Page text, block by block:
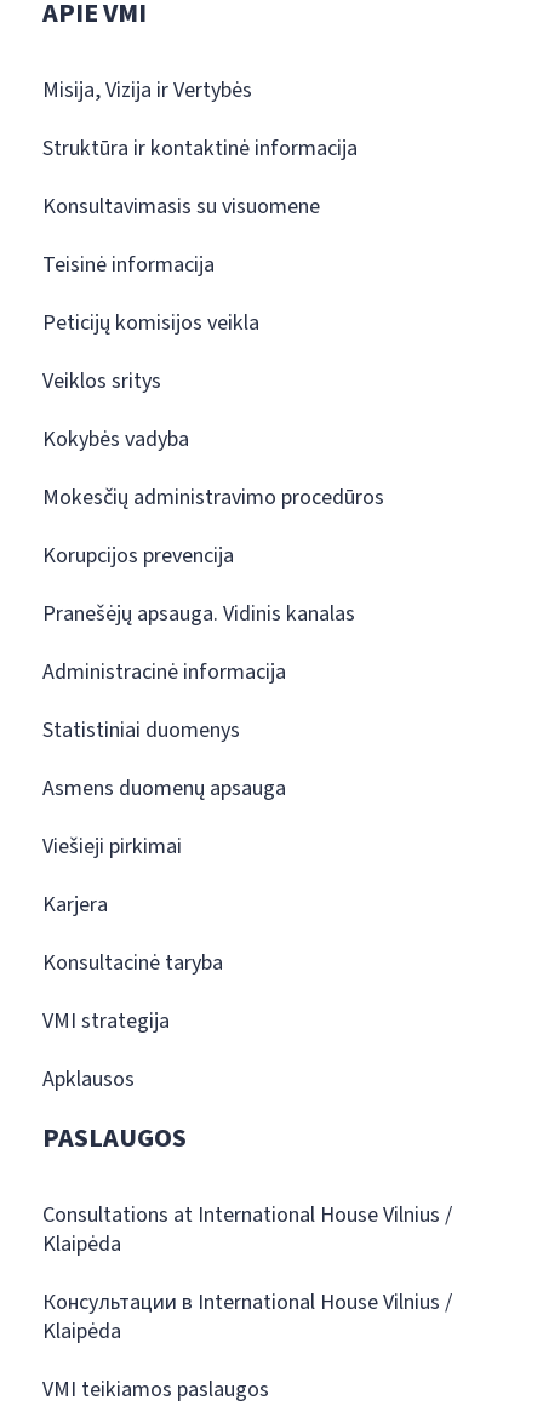
APIE VMI
Misija, Vizija ir Vertybės
Struktūra ir kontaktinė informacija
Konsultavimasis su visuomene
Teisinė informacija
Peticijų komisijos veikla
Veiklos sritys
Kokybės vadyba
Mokesčių administravimo procedūros
Korupcijos prevencija
Pranešėjų apsauga. Vidinis kanalas
Administracinė informacija
Statistiniai duomenys
Asmens duomenų apsauga
Viešieji pirkimai
Karjera
Konsultacinė taryba
VMI strategija
Apklausos
PASLAUGOS
Consultations at International House Vilnius /
Klaipėda
Консультации в International House Vilnius /
Klaipėda
VMI teikiamos paslaugos